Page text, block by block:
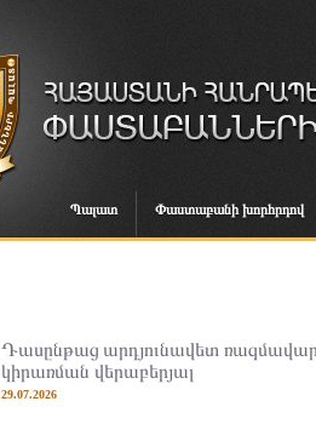
Պալատ Փաստաբանի խորհրդով
Դասընթաց արդյունավետ
կիրառման վերաբերյալ
29.07.2026